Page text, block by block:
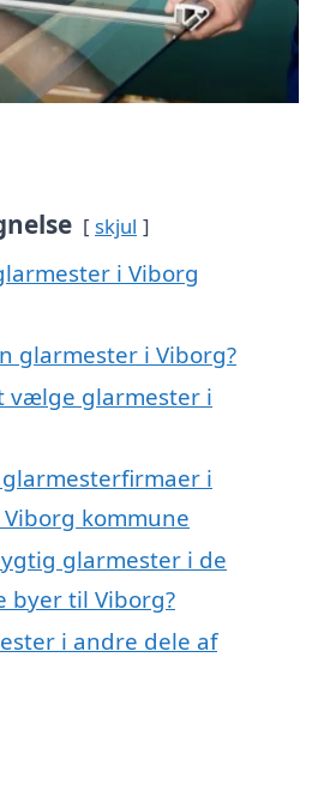
skjul
i Viborg
glarmester i Viborg?
vælge glarmester i
i
kommune
glarmester i de
byer til Viborg?
i andre dele af